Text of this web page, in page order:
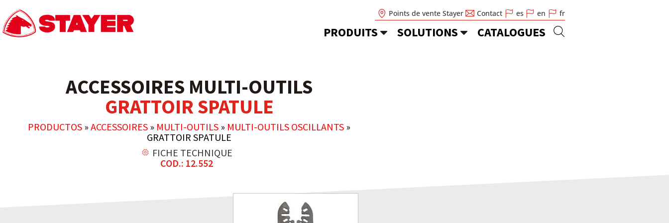
Points de vente Stayer Contact es en fr
PRODUITS SOLUTIONS CATALOGUES
ACCESSOIRES MULTI-OUTILS
GRATTOIR SPATULE
PRODUCTOS » ACCESSOIRES » MULTI-OUTILS » MULTI-OUTILS OSCILLANTS »
GRATTOIR SPATULE
FICHE TECHNIQUE
COD.: 12.552